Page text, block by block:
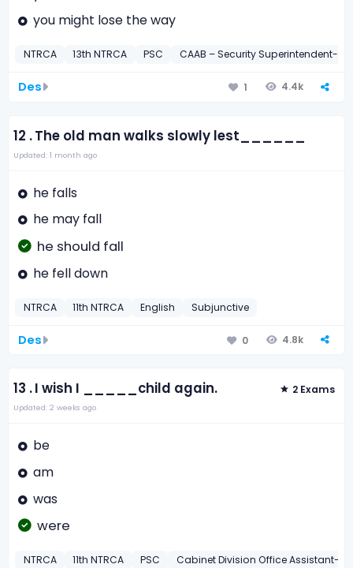
you might lose the way
NTRCA 13th NTRCA PSC CAAB – Security Superintendent-
Des 1 4.4k
12 .The old man walks slowly lest______
Updated: 1 month ago
he falls
he may fall
he should fall
he fell down
NTRCA 11th NTRCA English Subjunctive
Des 0 4.8k
13 .I wish I _____child again. 2 Exams
Updated: 2 weeks ago
be
am
was
were
NTRCA 11th NTRCA PSC Cabinet Division Office Assistant-